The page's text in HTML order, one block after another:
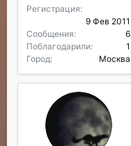
Регистрация
9 Фев 2011
Сообщения
6
Поблагодарили
1
Город
Москва